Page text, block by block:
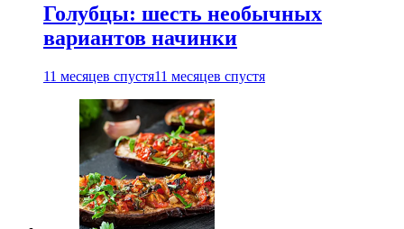
Голубцы: шесть необычных
вариантов начинки
11 месяцев спустя11 месяцев спустя